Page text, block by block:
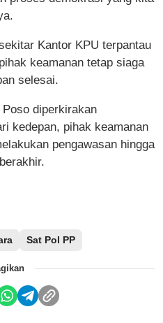
Kantor KPU terpantau
keamanan tetap siaga
selesai.
diperkirakan
kedepan, pihak keamanan
pengawasan hingga
Sat Pol PP